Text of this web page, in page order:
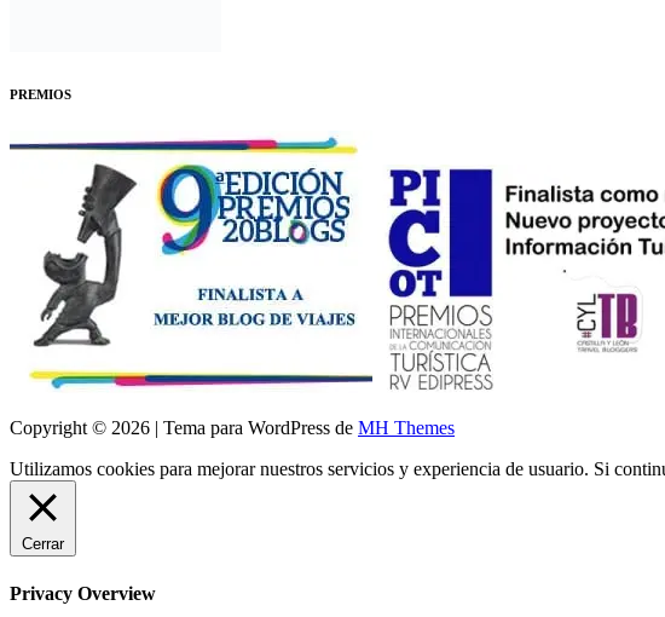
PREMIOS
Copyright © 2026 | Tema para WordPress de MH Themes
Utilizamos cookies para mejorar nuestros servicios y experiencia de usuario. Si
Cerrar
Privacy Overview